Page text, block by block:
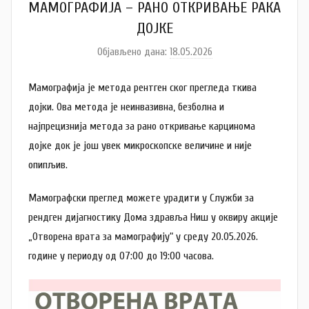
МАМОГРАФИЈА – РАНО ОТКРИВАЊЕ РАКА
ДОЈКЕ
Објављено дана: 18.05.2026
т
о
р
A
M
i
l
Мамографија је метода рентген ског прегледа ткива
дојки. Ова метода је неинвазивна, безболна и
најпрецизнија метода за рано откривање карцинома
дојке док је још увек микроскопске величине и није
опипљив.
Мамографски преглед можете урадити у Служби за
рендген дијагностику Дома здравља Ниш у оквиру акције
„Отворена врата за мамографију“ у среду 20.05.2026.
године у периоду од 07:00 до 19:00 часова.